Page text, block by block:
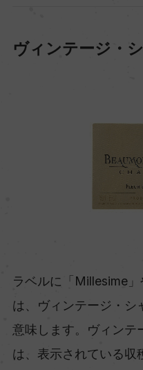
ヴィンテージ・
ラベルに「Millesime
は、ヴィンテージ・シ
意味します。ヴィンテ
は、表示されている収